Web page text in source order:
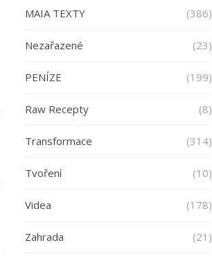
MAIA TEXTY (386)
Nezařazené (23)
PENÍZE (199)
Raw Recepty (8)
Transformace (314)
Tvoření (10)
Videa (178)
Zahrada (21)